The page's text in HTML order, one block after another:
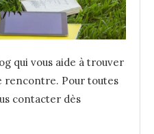
qui vous aide à trouver
rencontre. Pour toutes
contacter dès